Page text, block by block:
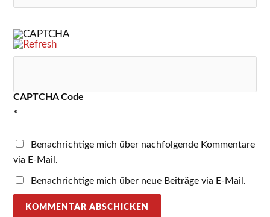
CAPTCHA Code
*
Benachrichtige mich über nachfolgende Kommentare
via E-Mail.
Benachrichtige mich über neue Beiträge via E-Mail.